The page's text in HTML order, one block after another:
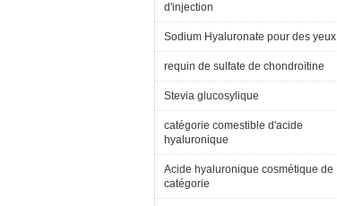
d'injection
Sodium Hyaluronate pour des yeux
requin de sulfate de chondroïtine
Stevia glucosylique
catégorie comestible d'acide
hyaluronique
Acide hyaluronique cosmétique de
catégorie